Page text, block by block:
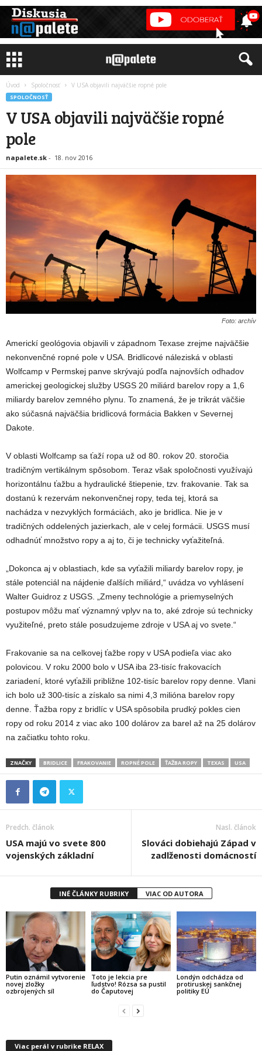
Úvod Spoločnosť V USA objavili najväčšie ropné pole
SPOLOČNOSŤ
V USA objavili najväčšie ropné
pole
napalete.sk - 18. nov 2016
Foto: archív
Americkí geológovia objavili v západnom Texase zrejme najväčšie
nekonvenčné ropné pole v USA. Bridlicové náleziská v oblasti
Wolfcamp v Permskej panve skrývajú podľa najnovších odhadov
americkej geologickej služby USGS 20 miliárd barelov ropy a 1,6
miliardy barelov zemného plynu. To znamená, že je trikrát väčšie
ako súčasná najväčšia bridlicová formácia Bakken v Severnej
Dakote.
V oblasti Wolfcamp sa ťaží ropa už od 80. rokov 20. storočia
tradičným vertikálnym spôsobom. Teraz však spoločnosti využívajú
horizontálnu ťažbu a hydraulické štiepenie, tzv. frakovanie. Tak sa
dostanú k rezervám nekonvenčnej ropy, teda tej, ktorá sa
nachádza v nezvyklých formáciách, ako je bridlica. Nie je v
tradičných oddelených jazierkach, ale v celej formácii. USGS musí
odhadnúť množstvo ropy a aj to, či je technicky vyťažiteľná.
„Dokonca aj v oblastiach, kde sa vyťažili miliardy barelov ropy, je
stále potenciál na nájdenie ďalších miliárd,“ uvádza vo vyhlásení
Walter Guidroz z USGS. „Zmeny technológie a priemyselných
postupov môžu mať významný vplyv na to, aké zdroje sú technicky
využiteľné, preto stále posudzujeme zdroje v USA aj vo svete.“
Frakovanie sa na celkovej ťažbe ropy v USA podieľa viac ako
polovicou. V roku 2000 bolo v USA iba 23-tisíc frakovacích
zariadení, ktoré vyťažili približne 102-tisíc barelov ropy denne. Vlani
ich bolo už 300-tisíc a získalo sa nimi 4,3 milióna barelov ropy
denne. Ťažba ropy z bridlíc v USA spôsobila prudký pokles cien
ropy od roku 2014 z viac ako 100 dolárov za barel až na 25 dolárov
na začiatku tohto roku.
ZNAČKY BRIDLICE FRAKOVANIE ROPNÉ POLE ŤAŽBA ROPY TEXAS USA
Predch. článok
USA majú vo svete 800
vojenských základní
Nasl. článok
Slováci dobiehajú Západ v
zadlženosti domácností
INÉ ČLÁNKY RUBRIKY VIAC OD AUTORA
Putin oznámil vytvorenie
novej zložky
ozbrojených síl
Toto je lekcia pre
ľudstvo! Rózsa sa pustil
do Čaputovej
Londýn odchádza od
protiruskej sankčnej
politiky EÚ
Viac perál v rubrike RELAX